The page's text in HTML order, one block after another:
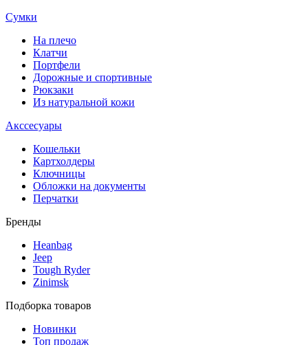
Сумки
На плечо
Клатчи
Портфели
Дорожные и спортивные
Рюкзаки
Из натуральной кожи
Акссесуары
Кошельки
Картхолдеры
Ключницы
Обложки на документы
Перчатки
Бренды
Heanbag
Jeep
Tough Ryder
Zinimsk
Подборка товаров
Новинки
Топ продаж